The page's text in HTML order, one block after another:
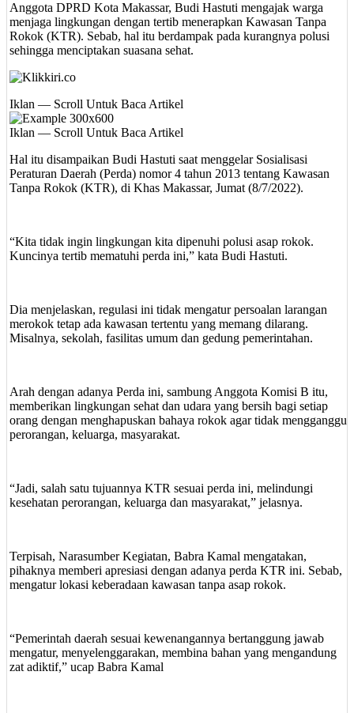
Anggota DPRD Kota Makassar, Budi Hastuti mengajak warga
menjaga lingkungan dengan tertib menerapkan Kawasan Tanpa
Rokok (KTR). Sebab, hal itu berdampak pada kurangnya polusi
sehingga menciptakan suasana sehat.
Iklan — Scroll Untuk Baca Artikel
Iklan — Scroll Untuk Baca Artikel
Hal itu disampaikan Budi Hastuti saat menggelar Sosialisasi
Peraturan Daerah (Perda) nomor 4 tahun 2013 tentang Kawasan
Tanpa Rokok (KTR), di Khas Makassar, Jumat (8/7/2022).
“Kita tidak ingin lingkungan kita dipenuhi polusi asap rokok.
Kuncinya tertib mematuhi perda ini,” kata Budi Hastuti.
Dia menjelaskan, regulasi ini tidak mengatur persoalan larangan
merokok tetap ada kawasan tertentu yang memang dilarang.
Misalnya, sekolah, fasilitas umum dan gedung pemerintahan.
Arah dengan adanya Perda ini, sambung Anggota Komisi B itu,
memberikan lingkungan sehat dan udara yang bersih bagi setiap
orang dengan menghapuskan bahaya rokok agar tidak mengganggu
perorangan, keluarga, masyarakat.
“Jadi, salah satu tujuannya KTR sesuai perda ini, melindungi
kesehatan perorangan, keluarga dan masyarakat,” jelasnya.
Terpisah, Narasumber Kegiatan, Babra Kamal mengatakan,
pihaknya memberi apresiasi dengan adanya perda KTR ini. Sebab,
mengatur lokasi keberadaan kawasan tanpa asap rokok.
“Pemerintah daerah sesuai kewenangannya bertanggung jawab
mengatur, menyelenggarakan, membina bahan yang mengandung
zat adiktif,” ucap Babra Kamal